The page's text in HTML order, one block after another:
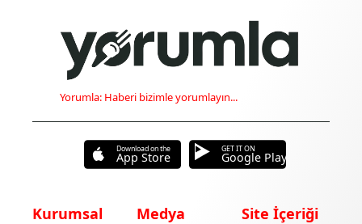
Yorumla: Haberi bizimle yorumlayın...
Download on the
App Store
GET IT ON
Google Play
Kurumsal Medya Site İçeriği